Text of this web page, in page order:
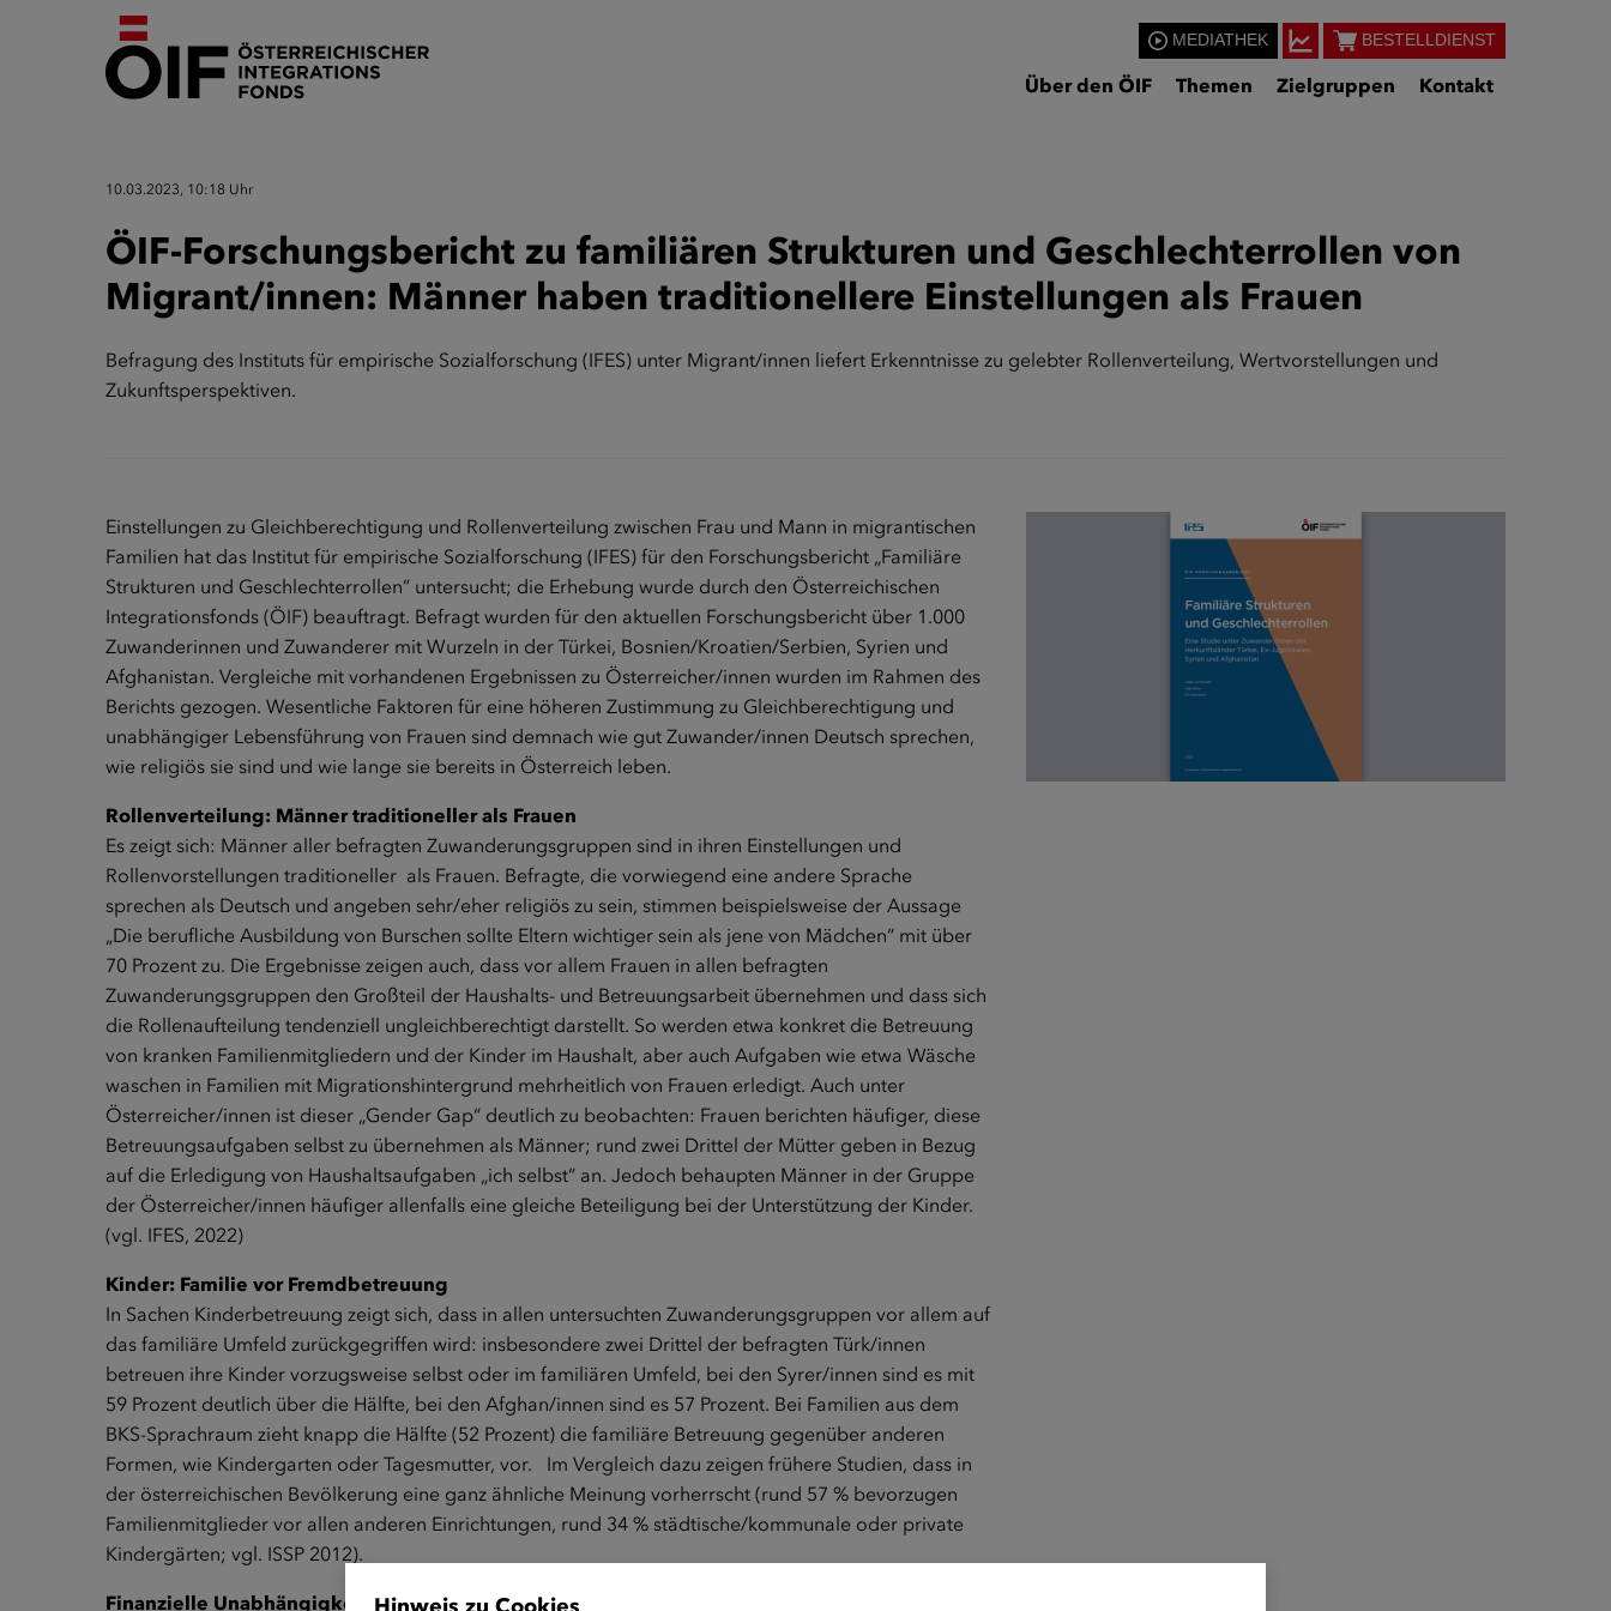
MEDIATHEK BESTELLDIENST
Über den ÖIF Themen Zielgruppen Kontakt
10.03.2023, 10:18 Uhr
ÖIF-Forschungsbericht zu familiären Strukturen und Geschlechterrollen von
Migrant/innen: Männer haben traditionellere Einstellungen als Frauen
Befragung des Instituts für empirische Sozialforschung (IFES) unter Migrant/innen liefert Erkenntnisse zu gelebter Rollenverteilung, Wertvorstellungen und
Zukunftsperspektiven.
Einstellungen zu Gleichberechtigung und Rollenverteilung zwischen Frau und Mann in migrantischen
Familien hat das Institut für empirische Sozialforschung (IFES) für den Forschungsbericht „Familiäre
Strukturen und Geschlechterrollen” untersucht; die Erhebung wurde durch den Österreichischen
Integrationsfonds (ÖIF) beauftragt. Befragt wurden für den aktuellen Forschungsbericht über 1.000
Zuwanderinnen und Zuwanderer mit Wurzeln in der Türkei, Bosnien/Kroatien/Serbien, Syrien und
Afghanistan. Vergleiche mit vorhandenen Ergebnissen zu Österreicher/innen wurden im Rahmen des
Berichts gezogen. Wesentliche Faktoren für eine höheren Zustimmung zu Gleichberechtigung und
unabhängiger Lebensführung von Frauen sind demnach wie gut Zuwander/innen Deutsch sprechen,
wie religiös sie sind und wie lange sie bereits in Österreich leben.
Rollenverteilung: Männer traditioneller als Frauen
Es zeigt sich: Männer aller befragten Zuwanderungsgruppen sind in ihren Einstellungen und
Rollenvorstellungen traditioneller als Frauen. Befragte, die vorwiegend eine andere Sprache
sprechen als Deutsch und angeben sehr/eher religiös zu sein, stimmen beispielsweise der Aussage
„Die berufliche Ausbildung von Burschen sollte Eltern wichtiger sein als jene von Mädchen“ mit über
70 Prozent zu. Die Ergebnisse zeigen auch, dass vor allem Frauen in allen befragten
Zuwanderungsgruppen den Großteil der Haushalts- und Betreuungsarbeit übernehmen und dass sich
die Rollenaufteilung tendenziell ungleichberechtigt darstellt. So werden etwa konkret die Betreuung
von kranken Familienmitgliedern und der Kinder im Haushalt, aber auch Aufgaben wie etwa Wäsche
waschen in Familien mit Migrationshintergrund mehrheitlich von Frauen erledigt. Auch unter
Österreicher/innen ist dieser „Gender Gap“ deutlich zu beobachten: Frauen berichten häufiger, diese
Betreuungsaufgaben selbst zu übernehmen als Männer; rund zwei Drittel der Mütter geben in Bezug
auf die Erledigung von Haushaltsaufgaben „ich selbst“ an. Jedoch behaupten Männer in der Gruppe
der Österreicher/innen häufiger allenfalls eine gleiche Beteiligung bei der Unterstützung der Kinder.
(vgl. IFES, 2022)
Kinder: Familie vor Fremdbetreuung
In Sachen Kinderbetreuung zeigt sich, dass in allen untersuchten Zuwanderungsgruppen vor allem auf
das familiäre Umfeld zurückgegriffen wird: insbesondere zwei Drittel der befragten Türk/innen
betreuen ihre Kinder vorzugsweise selbst oder im familiären Umfeld, bei den Syrer/innen sind es mit
59 Prozent deutlich über die Hälfte, bei den Afghan/innen sind es 57 Prozent. Bei Familien aus dem
BKS-Sprachraum zieht knapp die Hälfte (52 Prozent) die familiäre Betreuung gegenüber anderen
Formen, wie Kindergarten oder Tagesmutter, vor. Im Vergleich dazu zeigen frühere Studien, dass in
der österreichischen Bevölkerung eine ganz ähnliche Meinung vorherrscht (rund 57 % bevorzugen
Familienmitglieder vor allen anderen Einrichtungen, rund 34 % städtische/kommunale oder private
Kindergärten; vgl. ISSP 2012).
Finanzielle Unabhängigkeit und Eigenständigkeit von Frauen befürwortet
Hinweis zu Cookies